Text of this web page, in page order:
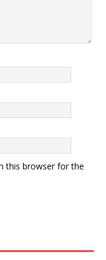
this browser for the